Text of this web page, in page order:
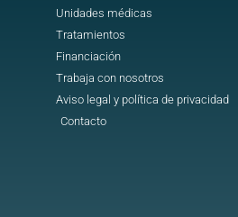
Unidades médicas
Tratamientos
Financiación
Trabaja con nosotros
Aviso legal y política de privacidad
Contacto